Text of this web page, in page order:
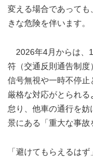
変える場合であって
きな危険を伴います。
2026年4月からは、
符（交通反則通告制度
信号無視や一時不停止
厳格な対応がとられ
怠り、他車の通行を
景にある「重大な事故
「避けてもらえるは